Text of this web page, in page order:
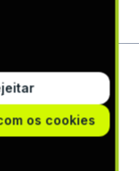
os cookies